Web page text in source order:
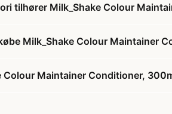
tilhører Milk_Shake Colour
Milk_Shake Colour Maintainer
Colour Maintainer Conditioner,